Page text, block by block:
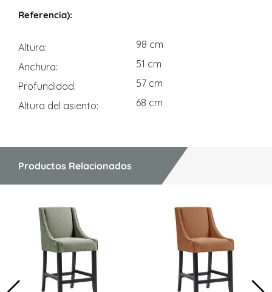
Altura
98 cm
Anchura
51 cm
Profundidad
57 cm
Altura del asiento
68 cm
Productos Relacionados